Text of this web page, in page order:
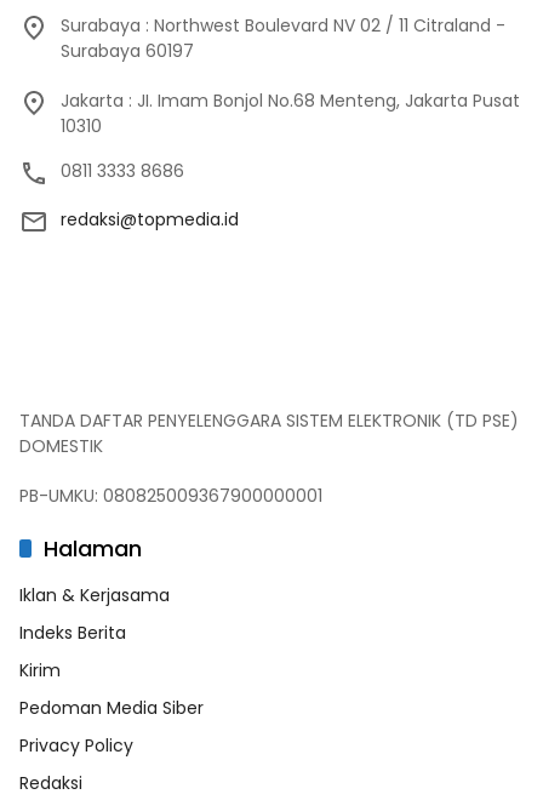
Surabaya : Northwest Boulevard NV 02 / 11 Citraland -
Surabaya 60197
Jakarta : JI. Imam Bonjol No.68 Menteng, Jakarta Pusat
10310
0811 3333 8686
redaksi@topmedia.id
TANDA DAFTAR PENYELENGGARA SISTEM ELEKTRONIK (TD PSE)
DOMESTIK
PB-UMKU: 080825009367900000001
Halaman
Iklan & Kerjasama
Indeks Berita
Kirim
Pedoman Media Siber
Privacy Policy
Redaksi